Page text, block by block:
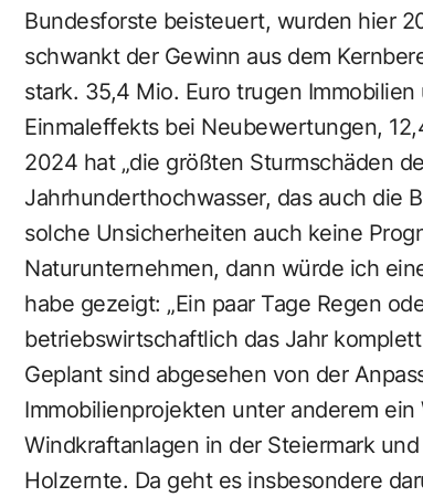
Bundesforste beisteuert, wurden hier
schwankt der Gewinn aus dem
stark. 35,4 Mio. Euro trugen
Einmaleffekts bei Neubewertungen,
2024 hat „die größten Sturmschäden
Jahrhunderthochwasser, das auch die
solche Unsicherheiten auch keine
Naturunternehmen, dann würde ich
habe gezeigt: „Ein paar Tage Regen
betriebswirtschaftlich das Jahr
Geplant sind abgesehen von der
Immobilienprojekten unter anderem
Windkraftanlagen in der Steiermark
Holzernte. Da geht es insbesondere